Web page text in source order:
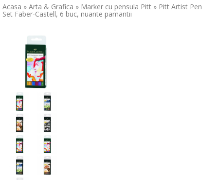
Acasa » Arta & Grafica » Marker cu pensula Pitt » Pitt Artist Pen
Set Faber-Castell, 6 buc, nuante pamantii